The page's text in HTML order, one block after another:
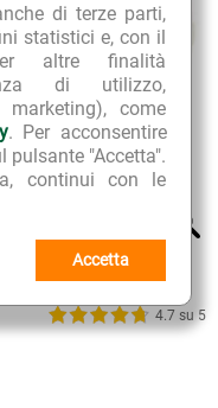
di terze parti,
statistici e, con il
altre finalità
di utilizzo,
come
. Per acconsentire
pulsante "Accetta".
continui con le
Accetta
TUTTI I TIPI DI
DELICATE
4.7 su 5